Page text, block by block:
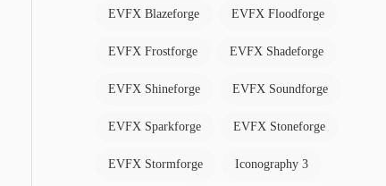
EVFX Blazeforge EVFX Floodforge
EVFX Frostforge EVFX Shadeforge
EVFX Shineforge EVFX Soundforge
EVFX Sparkforge EVFX Stoneforge
EVFX Stormforge Iconography 3